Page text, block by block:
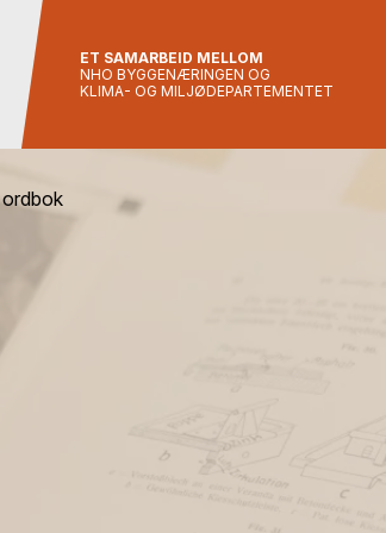
ET SAMARBEID MELLOM
NHO BYGGENÆRINGEN OG
KLIMA- OG MILJØDEPARTEMENTET
ordbok